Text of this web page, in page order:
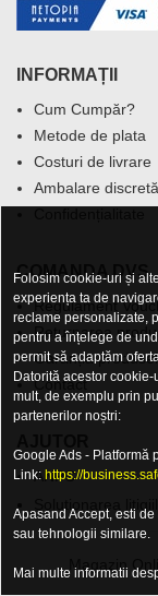
INFORMAȚII
Cum Cumpăr?
Metode de plata
Costuri de livrare
Ambalare discretă
COMANDA DVS.
Regulament
Returnarea
Garanția
Contact
ANPC
Magazin
Folosim cookie-uri și
experiența ta de
reclame personalizate,
pentru a înțelege de
permit să adaptăm
Datorită acestor
mult, de exemplu prin
partenerilor noștri:
Google Ads - Platformă
Link: https://
Apasand Accept, esti
sau tehnologii similare.
Mai multe informatii